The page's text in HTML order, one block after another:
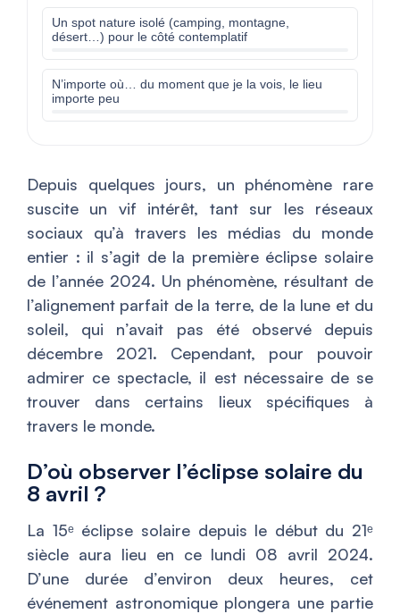
Un spot nature isolé (camping, montagne,
désert…) pour le côté contemplatif
N’importe où… du moment que je la vois, le lieu
importe peu
Depuis quelques jours, un phénomène rare
suscite un vif intérêt, tant sur les réseaux
sociaux qu’à travers les médias du monde
entier : il s’agit de la première éclipse solaire
de l’année 2024. Un phénomène, résultant de
l’alignement parfait de la terre, de la lune et du
soleil, qui n’avait pas été observé depuis
décembre 2021. Cependant, pour pouvoir
admirer ce spectacle, il est nécessaire de se
trouver dans certains lieux spécifiques à
travers le monde.
D’où observer l’éclipse solaire du
8 avril ?
La 15ᵉ éclipse solaire depuis le début du 21ᵉ
siècle aura lieu en ce lundi 08 avril 2024.
D’une durée d’environ deux heures, cet
événement astronomique plongera une partie